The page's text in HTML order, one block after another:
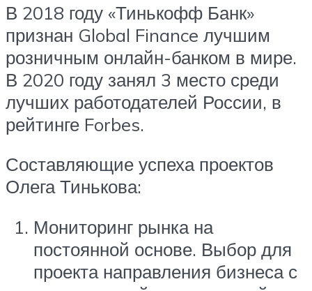
В 2018 году «Тинькофф Банк»
признан Global Finance лучшим
розничным онлайн-банком в мире.
В 2020 году занял 3 место среди
лучших работодателей России, в
рейтинге Forbes.
Составляющие успеха проектов
Олега Тинькова:
Мониторинг рынка на
постоянной основе. Выбор для
проекта направления бизнеса с